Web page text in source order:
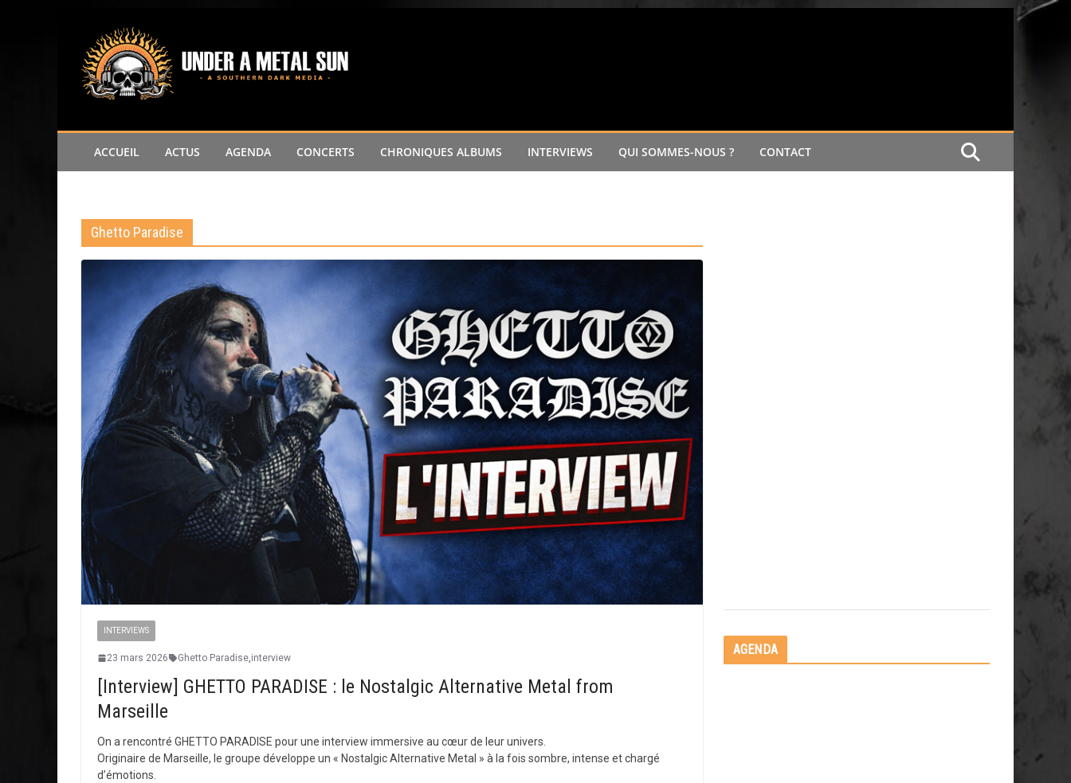
contenu
ACCUEIL ACTUS AGENDA CONCERTS CHRONIQUES ALBUMS INTERVIEWS QUI SOMMES-NOUS ? CONTACT
Ghetto Paradise
INTERVIEWS
23 mars 2026 Ghetto Paradise,interview
[Interview] GHETTO PARADISE : le Nostalgic Alternative Metal from
Marseille
On a rencontré GHETTO PARADISE pour une interview immersive au cœur de leur univers.
Originaire de Marseille, le groupe développe un « Nostalgic Alternative Metal » à la fois sombre, intense et chargé
d’émotions.
AGENDA